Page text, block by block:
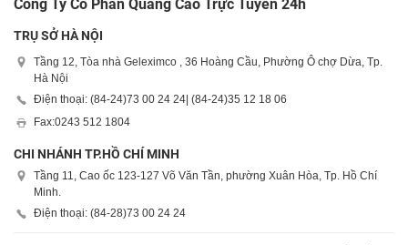
Công Ty Cổ Phần Quảng Cáo Trực Tuyến 24h
TRỤ SỞ HÀ NỘI
Tầng 12, Tòa nhà Geleximco , 36 Hoàng Cầu, Phường Ô chợ Dừa, Tp.
Hà Nội
Điện thoại: (84-24)73 00 24 24| (84-24)35 12 18 06
Fax:0243 512 1804
CHI NHÁNH TP.HỒ CHÍ MINH
Tầng 11, Cao ốc 123-127 Võ Văn Tần, phường Xuân Hòa, Tp. Hồ Chí
Minh.
Điện thoại: (84-28)73 00 24 24